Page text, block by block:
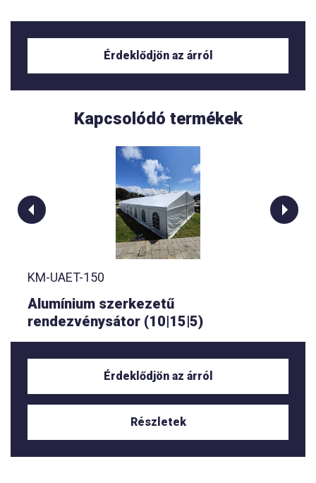
Érdeklődjön az árról
Kapcsolódó termékek
KM-UAET-150
Alumínium szerkezetű
rendezvénysátor (10|15|5)
Érdeklődjön az árról
Részletek